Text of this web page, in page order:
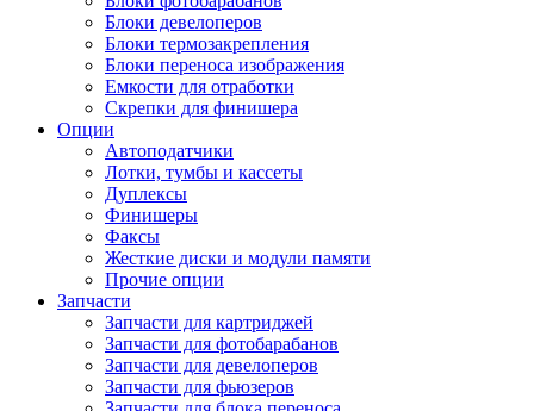
Блоки девелоперов
Блоки термозакрепления
Блоки переноса изображения
Емкости для отработки
Скрепки для финишера
Опции
Автоподатчики
Лотки, тумбы и кассеты
Дуплексы
Финишеры
Факсы
Жесткие диски и модули памяти
Прочие опции
Запчасти
Запчасти для картриджей
Запчасти для фотобарабанов
Запчасти для девелоперов
Запчасти для фьюзеров